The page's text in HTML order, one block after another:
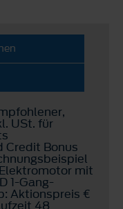
USt. für
Credit Bonus
mit
1-Gang-
Aktionspreis €
48